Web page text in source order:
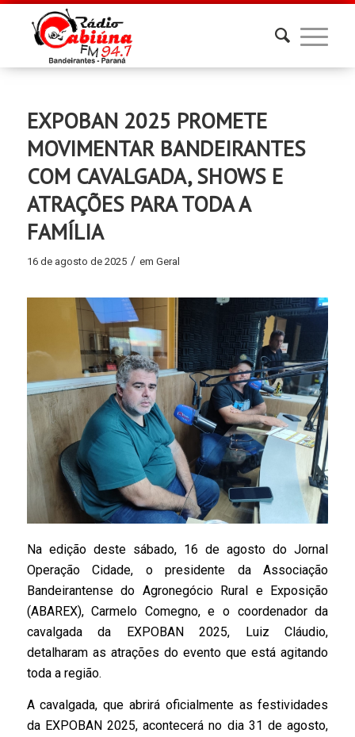
EXPOBAN 2025 PROMETE
MOVIMENTAR BANDEIRANTES
COM CAVALGADA, SHOWS E
ATRAÇÕES PARA TODA A
FAMÍLIA
16 de agosto de 2025 / em Geral
Na edição deste sábado, 16 de agosto do Jornal
Operação Cidade, o presidente da Associação
Bandeirantense do Agronegócio Rural e Exposição
(ABAREX), Carmelo Comegno, e o coordenador da
cavalgada da EXPOBAN 2025, Luiz Cláudio,
detalharam as atrações do evento que está agitando
toda a região.
A cavalgada, que abrirá oficialmente as festividades
da EXPOBAN 2025, acontecerá no dia 31 de agosto,